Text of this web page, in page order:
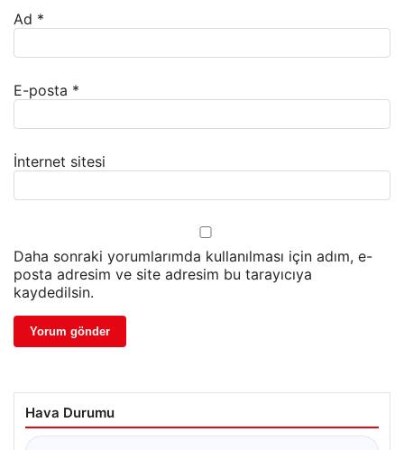
Ad *
E-posta *
İnternet sitesi
Daha sonraki yorumlarımda kullanılması için adım, e-
posta adresim ve site adresim bu tarayıcıya
kaydedilsin.
Hava Durumu